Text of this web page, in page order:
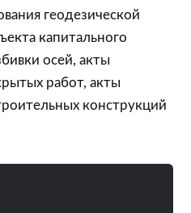
геодезической
капитального
осей, акты
работ, акты
конструкций